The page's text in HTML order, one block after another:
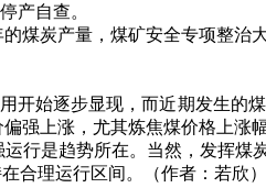
产自查。
炭产量，煤矿安全专项整治
始逐步显现，而近期发生的
强上涨，尤其炼焦煤价格上涨
是趋势所在。当然，发挥煤
合理运行区间。（作者：若欣）